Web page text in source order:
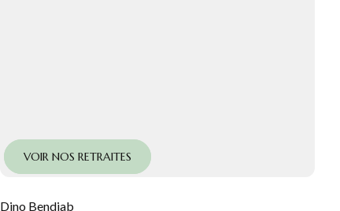
VOIR NOS RETRAITES
Dino Bendiab